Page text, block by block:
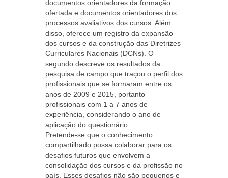
documentos orientadores da formação
ofertada e documentos orientadores dos
processos avaliativos dos cursos. Além
disso, oferece um registro da expansão
dos cursos e da construção das Diretrizes
Curriculares Nacionais (DCNs). O
segundo descreve os resultados da
pesquisa de campo que traçou o perfil dos
profissionais que se formaram entre os
anos de 2009 e 2015, portanto
profissionais com 1 a 7 anos de
experiência, considerando o ano de
aplicação do questionário.
Pretende-se que o conhecimento
compartilhado possa colaborar para os
desafios futuros que envolvem a
consolidação dos cursos e da profissão no
país. Esses desafios não são pequenos e